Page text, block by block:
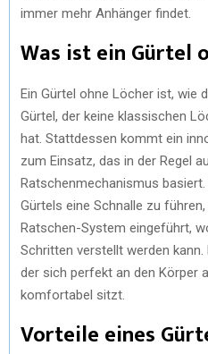
immer mehr Anhänger findet.
Was ist ein Gürtel
Ein Gürtel ohne Löcher ist, wie
Gürtel, der keine klassischen
hat. Stattdessen kommt ein
zum Einsatz, das in der Regel
Ratschenmechanismus
Gürtels eine Schnalle zu
Ratschen-System eingeführt,
Schritten verstellt werden kann.
der sich perfekt an den Körper
komfortabel sitzt.
Vorteile eines